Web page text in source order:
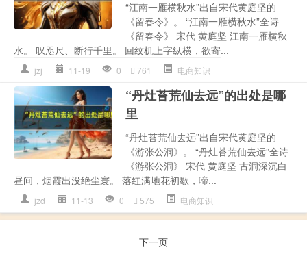
“江南一雁横秋水”出自宋代黄庭坚的
《留春令》。 “江南一雁横秋水”全诗
《留春令》 宋代 黄庭坚 江南一雁横秋
水。 叹咫尺、断行千里。 回纹机上字纵横，欲寄...
jzj 11-19 0 761 电商知识
“丹灶苔荒仙去远”的出处是哪
里
“丹灶苔荒仙去远”出自宋代黄庭坚的
《游张公洞》。 “丹灶苔荒仙去远”全诗
《游张公洞》 宋代 黄庭坚 古洞深沉白
昼间，烟霞出没绝尘寰。 落红满地花初歇，啼...
jzd 11-13 0 575 电商知识
下一页